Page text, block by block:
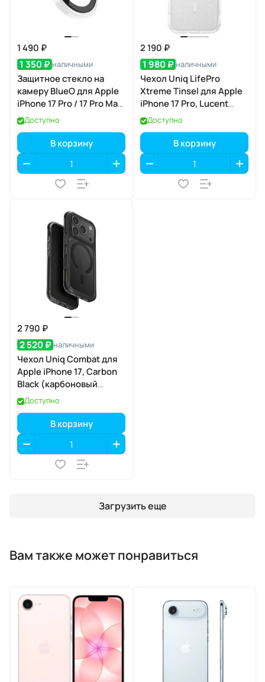
1 490 ₽
1 350 ₽ наличными
Защитное стекло на
камеру BlueO для Apple
iPhone 17 Pro / 17 Pro Max,
Acrylic Frame, 3 шт., Clear
(прозрачный), с
аппликатором
Доступно
В корзину
2 190 ₽
1 980 ₽ наличными
Чехол Uniq LifePro
Xtreme Tinsel для Apple
iPhone 17 Pro, Lucent
(прозрачный), MagSafe
Доступно
В корзину
2 790 ₽
2 520 ₽ наличными
Чехол Uniq Combat для
Apple iPhone 17, Carbon
Black (карбоновый
чёрный), MagSafe
Доступно
В корзину
Загрузить еще
Вам также может понравиться